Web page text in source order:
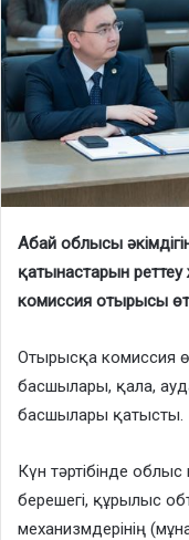
Абай облысы
қатынастарын
комиссия отырысы
Отырысқа комиссия
басшылары, қала,
басшылары қатысты.
Күн тәртібінде
берешегі, құрылыс
механизмдерінің